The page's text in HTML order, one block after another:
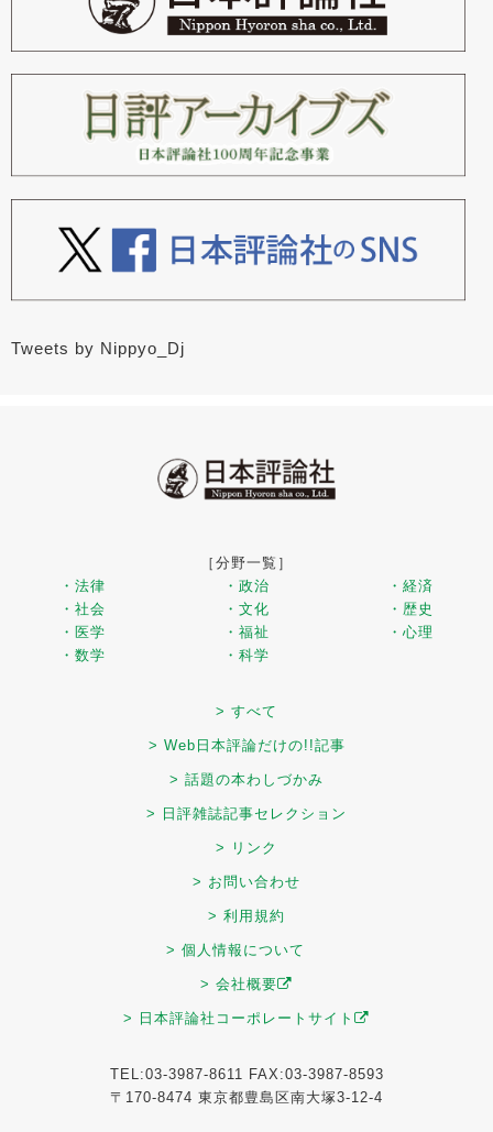
Tweets by Nippyo_Dj
［分野一覧］
・法律
・政治
・経済
・社会
・文化
・歴史
・医学
・福祉
・心理
・数学
・科学
> すべて
> Web日本評論だけの!!記事
> 話題の本わしづかみ
> 日評雑誌記事セレクション
> リンク
> お問い合わせ
> 利用規約
> 個人情報について
> 会社概要
> 日本評論社コーポレートサイト
TEL:03-3987-8611 FAX:03-3987-8593
〒170-8474 東京都豊島区南大塚3-12-4